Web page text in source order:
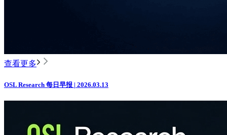
查看更多
OSL Research 每日早报 | 2026.03.13